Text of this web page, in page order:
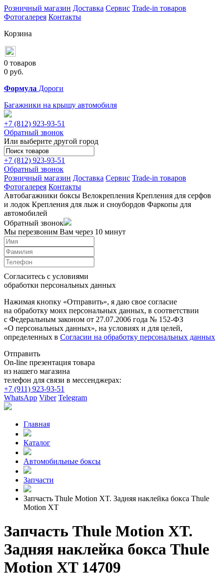
Розничный магазин Доставка Сервис Trade-in товаров
Фотогалерея Контакты
Корзина
0 товаров
0 руб.
Формула Дороги
Багажники на крышу автомобиля
+7 (812) 923-93-51
Обратный звонок
Или выберите другой город
+7 (812) 923-93-51
Обратный звонок
Розничный магазин Доставка Сервис Trade-in товаров
Фотогалерея Контакты
Автобагажники боксы Велокрепления Крепления для серфов
и лодок Крепления для лыж и сноубордов Фаркопы для
автомобилей
Обратный звонок
Мы перезвоним Вам через 10 минут
Согласитесь с условиями
обработки персональных данных
Нажимая кнопку «Отправить», я даю свое согласие
на обработку моих персональных данных, в соответствии
с Федеральным законом от 27.07.2006 года № 152-ФЗ
«О персональных данных», на условиях и для целей,
определенных в Согласии на обработку персональных данных
Отправить
On-line презентация товара
из нашего магазина
телефон для связи в мессенджерах:
+7 (911) 923-93-51
WhatsApp Viber Telegram
Главная
Каталог
Автомобильные боксы
Запчасти
Запчасть Thule Motion XT. Задняя наклейка бокса Thule
Motion XT
Запчасть Thule Motion XT.
Задняя наклейка бокса Thule
Motion XT 14709